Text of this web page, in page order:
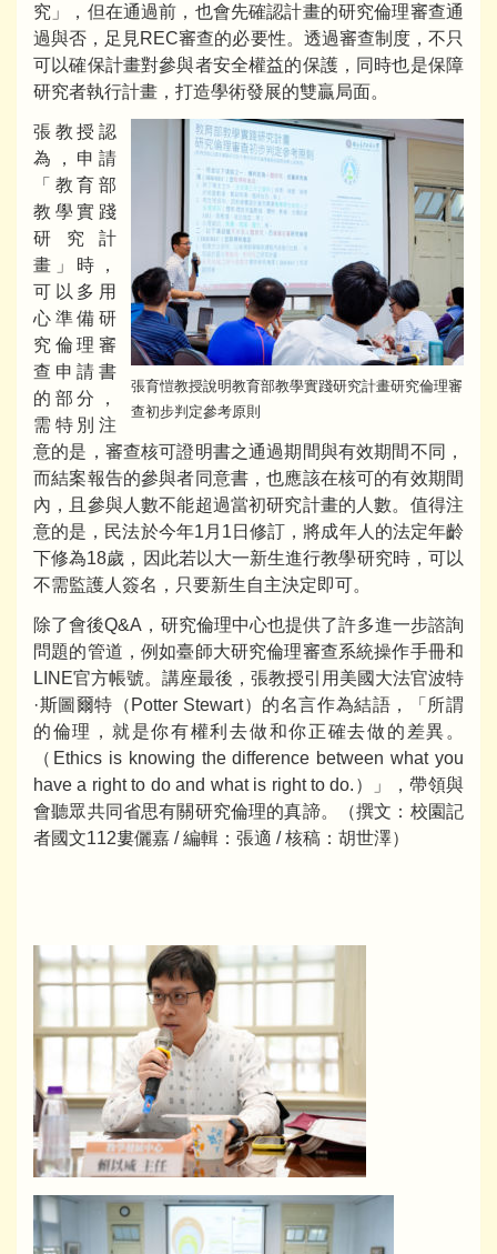
究」，但在通過前，也會先確認計畫的研究倫理審查通
過與否，足見REC審查的必要性。透過審查制度，不只
可以確保計畫對參與者安全權益的保護，同時也是保障
研究者執行計畫，打造學術發展的雙贏局面。
張育愷教授說明教育部教學實踐研究計畫研究倫理審
查初步判定參考原則
張教授認
為，申請
「教育部
教學實踐
研究計
畫」時，
可以多用
心準備研
究倫理審
查申請書
的部分，
需特別注
意的是，審查核可證明書之通過期間與有效期間不同，
而結案報告的參與者同意書，也應該在核可的有效期間
內，且參與人數不能超過當初研究計畫的人數。值得注
意的是，民法於今年1月1日修訂，將成年人的法定年齡
下修為18歲，因此若以大一新生進行教學研究時，可以
不需監護人簽名，只要新生自主決定即可。
除了會後Q&A，研究倫理中心也提供了許多進一步諮詢
問題的管道，例如臺師大研究倫理審查系統操作手冊和
LINE官方帳號。講座最後，張教授引用美國大法官波特
·斯圖爾特（Potter Stewart）的名言作為結語，「所謂
的倫理，就是你有權利去做和你正確去做的差異。
（Ethics is knowing the difference between what you
have a right to do and what is right to do.）」，帶領與
會聽眾共同省思有關研究倫理的真諦。（撰文：校園記
者國文112婁儷嘉 / 編輯：張適 / 核稿：胡世澤）